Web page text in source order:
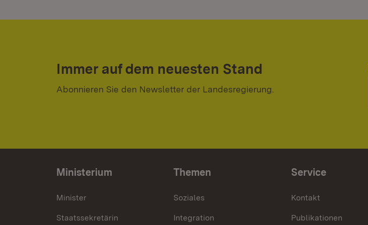
Immer auf dem neuesten Stand
Abonnieren Sie den Newsletter der Landesregierung.
Ministerium
Minister
Staatssekretärin
Themen
Soziales
Integration
Service
Kontakt
Publikationen